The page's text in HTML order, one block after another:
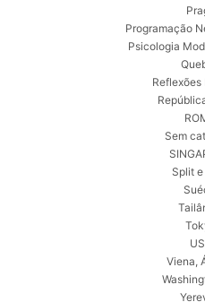
Programação
Psicologia
Reflexões
Sem
Split
Viena,